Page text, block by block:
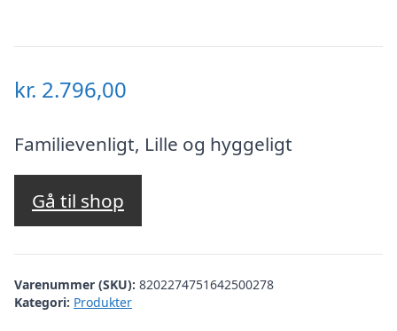
kr. 2.796,00
Familievenligt, Lille og hyggeligt
Gå til shop
Varenummer (SKU): 8202274751642500278
Kategori: Produkter